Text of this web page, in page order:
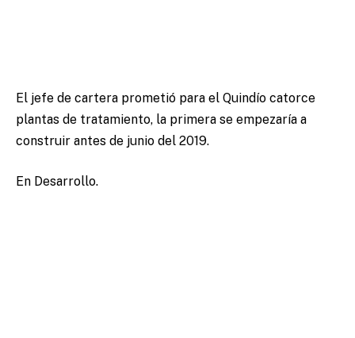
El jefe de cartera prometió para el Quindío catorce
plantas de tratamiento, la primera se empezaría a
construir antes de junio del 2019.
En Desarrollo.